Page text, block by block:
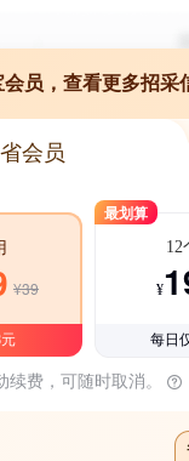
员，查看更多招采
会员
¥39
最划算
12
¥
每日
续费，可随时取消。